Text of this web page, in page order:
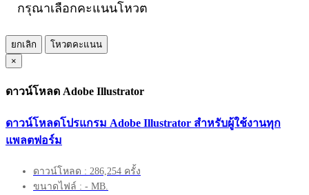
กรุณาเลือกคะแนนโหวต
ยกเลิก
โหวตคะแนน
×
ดาวน์โหลด Adobe Illustrator
ดาวน์โหลดโปรแกรม Adobe Illustrator สำหรับผู้ใช้งานทุก
แพลตฟอร์ม
ดาวน์โหลด : 286,254 ครั้ง
ขนาดไฟล์ : - MB.